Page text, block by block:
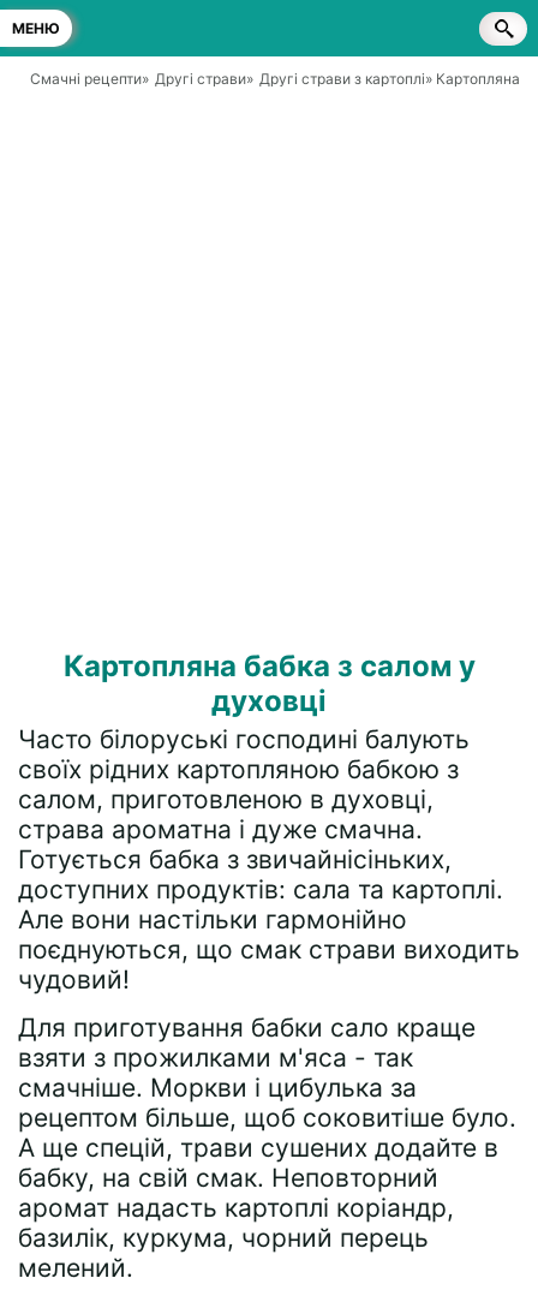
МЕНЮ
Смачні рецепти» Другі страви» Другі страви з картоплі» Картопляна
Картопляна бабка з салом у
духовці
Часто білоруські господині балують
своїх рідних картопляною бабкою з
салом, приготовленою в духовці,
страва ароматна і дуже смачна.
Готується бабка з звичайнісіньких,
доступних продуктів: сала та картоплі.
Але вони настільки гармонійно
поєднуються, що смак страви виходить
чудовий!
Для приготування бабки сало краще
взяти з прожилками м'яса - так
смачніше. Моркви і цибулька за
рецептом більше, щоб соковитіше було.
А ще спецій, трави сушених додайте в
бабку, на свій смак. Неповторний
аромат надасть картоплі коріандр,
базилік, куркума, чорний перець
мелений.